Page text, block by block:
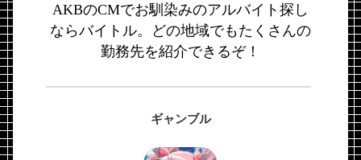
AKBのCMでお馴染みのアルバイト探し
ならバイトル。どの地域でもたくさんの
勤務先を紹介できるぞ！
ギャンブル